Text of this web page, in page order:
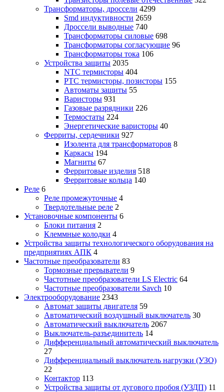
Трансформаторы, дроссели 4299
Smd индуктивности 2659
Дроссели выводные 740
Трансформаторы силовые 698
Трансформаторы согласующие 96
Трансформаторы тока 106
Устройства защиты 2035
NTC термисторы 404
PTC термисторы, позисторы 155
Автоматы защиты 55
Варисторы 931
Газовые разрядники 226
Термостаты 224
Энергетические варисторы 40
Ферриты, сердечники 927
Изолента для трансформаторов 8
Каркасы 194
Магниты 67
Ферритовые изделия 518
Ферритовые кольца 140
Реле 6
Реле промежуточные 4
Твердотельные реле 2
Установочные компоненты 6
Блоки питания 2
Клеммные колодки 4
Устройства защиты технологического оборудования на
предприятиях АПК 4
Частотные преобразователи 83
Тормозные прерыватели 9
Частотные преобразователи LS Electric 64
Частотные преобразователи Savch 10
Электрооборудование 2343
Автомат защиты двигателя 59
Автоматический воздушный выключатель 30
Автоматический выключатель 2067
Выключатель-разъединитель 14
Дифференциальный автоматический выключатель
27
Дифференциальный выключатель нагрузки (УЗО)
22
Контактор 113
Устройства защиты от дугового пробоя (УЗДП) 11